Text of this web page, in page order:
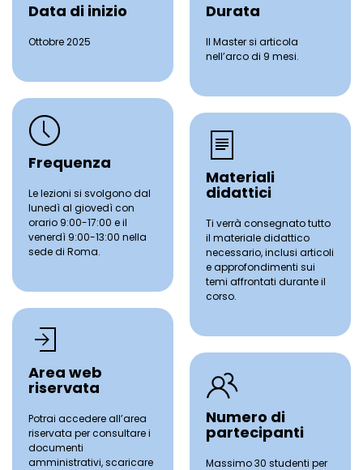
Data di inizio
Ottobre 2025
Durata
Il Master si articola
nell’arco di 9 mesi.
Frequenza
Le lezioni si svolgono dal
lunedì al giovedì con
orario 9:00-17:00 e il
venerdì 9:00-13:00 nella
sede di Roma.
Materiali
didattici
Ti verrà consegnato tutto
il materiale didattico
necessario, inclusi articoli
e approfondimenti sui
temi affrontati durante il
corso.
Area web
riservata
Potrai accedere all’area
riservata per consultare i
documenti
amministrativi, scaricare
Numero di
partecipanti
Massimo 30 studenti per